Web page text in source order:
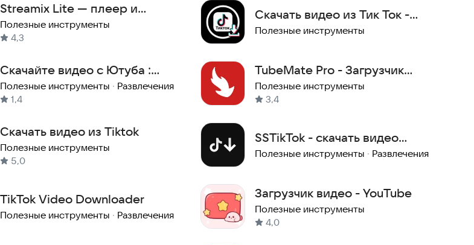
Streamix Lite — плеер и
загрузчик видео
Полезные инструменты
4,3
Скачать видео из Тик Ток -
Загрузчик TikTok
Полезные инструменты
Скачайте видео с Ютуба :
загрузчик видео с Youtube
Полезные инструменты · Развлечения
1,4
TubeMate Pro - Загрузчик
видео
Полезные инструменты
3,4
Скачать видео из Tiktok
Полезные инструменты
5,0
SSTikTok - скачать видео
аудио с ТикТок(из TikTok)
Полезные инструменты · Развлечения
TikTok Video Downloader
Полезные инструменты · Развлечения
Загрузчик видео - YouTube
Полезные инструменты
4,0